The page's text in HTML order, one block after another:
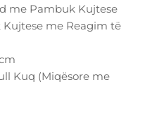
me Pambuk Kujtese
me Reagim të
Kuq (Miqësore me